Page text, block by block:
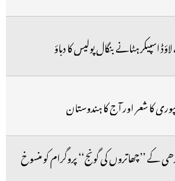
اسپیکر ہٹانے بنگال پولیس کا دباؤ
کا شعر اور آج کا ہندوستان
کے ’’چھاتروں کی گونج‘‘ پروگرام کو منسوخ